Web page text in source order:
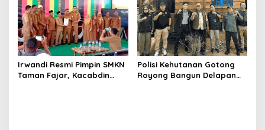
Irwandi Resmi Pimpin SMKN
Taman Fajar, Kacabdin
Polisi Kehutanan Gotong
Royong Bangun Delapan